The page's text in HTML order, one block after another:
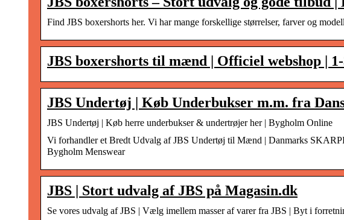
Find JBS boxershorts her. Vi har mange forskellige størrelser, farver og
JBS boxershorts til mænd | Officiel webshop |
JBS Undertøj | Køb Underbukser m.m. fra
JBS Undertøj | Køb herre underbukser & undertrøjer her | Bygholm Online
Vi forhandler et Bredt Udvalg af JBS Undertøj til Mænd | Danmarks
Bygholm Menswear
JBS | Stort udvalg af JBS på Magasin.dk
Se vores udvalg af JBS | Vælg imellem masser af varer fra JBS | Byt i